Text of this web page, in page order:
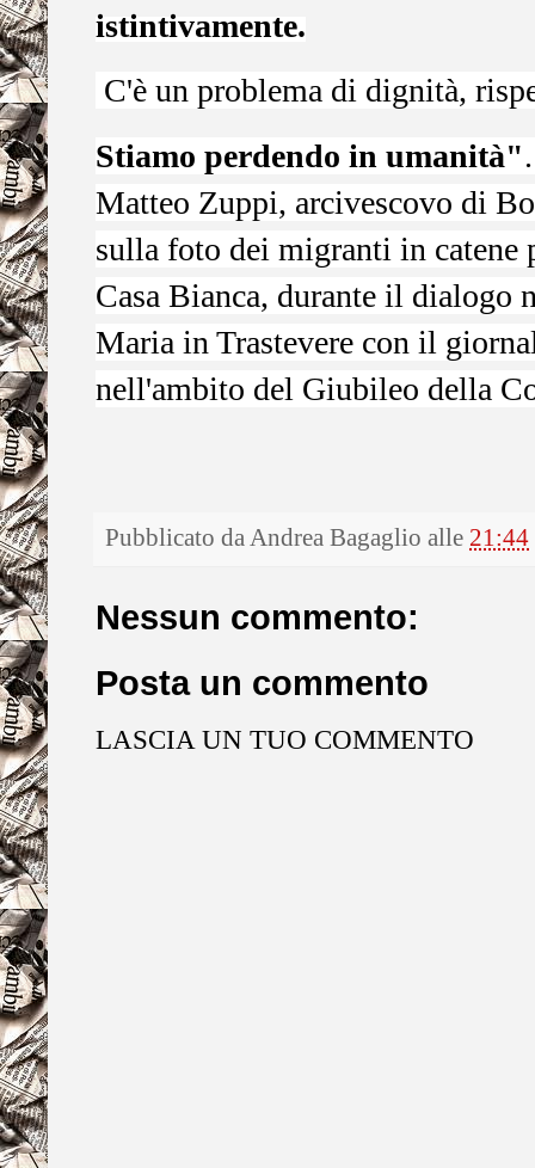
istintivamente.
C'è un problema di dignità,
Stiamo perdendo in umanità"
Matteo Zuppi, arcivescovo di
sulla foto dei migranti in catene
Casa Bianca, durante il dialogo
Maria in Trastevere con il
nell'ambito del Giubileo della
Pubblicato daAndrea Bagaglio alle 21:44
Nessun commento:
Posta un commento
LASCIA UN TUO COMMENTO